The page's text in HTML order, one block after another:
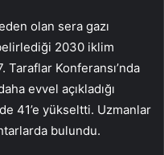
olan sera gazı
2030 iklim
Taraflar Konferansı’nda
evvel açıkladığı
41’e yükseltti. Uzmanlar
bulundu.